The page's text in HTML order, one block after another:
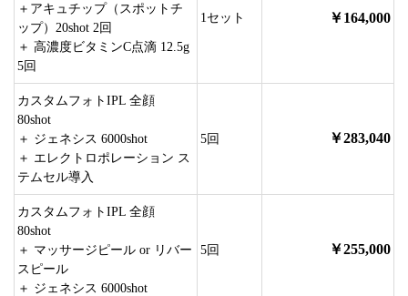
＋アキュチップ（スポットチ
ップ）20shot 2回
＋ 高濃度ビタミンC点滴 12.5g
5回
1セット ￥164,000
カスタムフォトIPL 全顔
80shot
＋ ジェネシス 6000shot
＋ エレクトロポレーション ス
テムセル導入
5回 ￥283,040
カスタムフォトIPL 全顔
80shot
＋ マッサージピール or リバー
スピール
＋ ジェネシス 6000shot
5回 ￥255,000